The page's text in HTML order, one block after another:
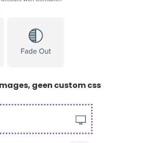
geen custom css